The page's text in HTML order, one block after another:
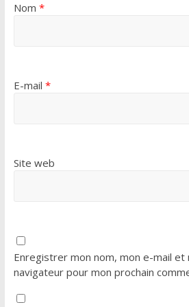
Nom *
E-mail *
Site web
Enregistrer mon nom, mon e-mail et
navigateur pour mon prochain